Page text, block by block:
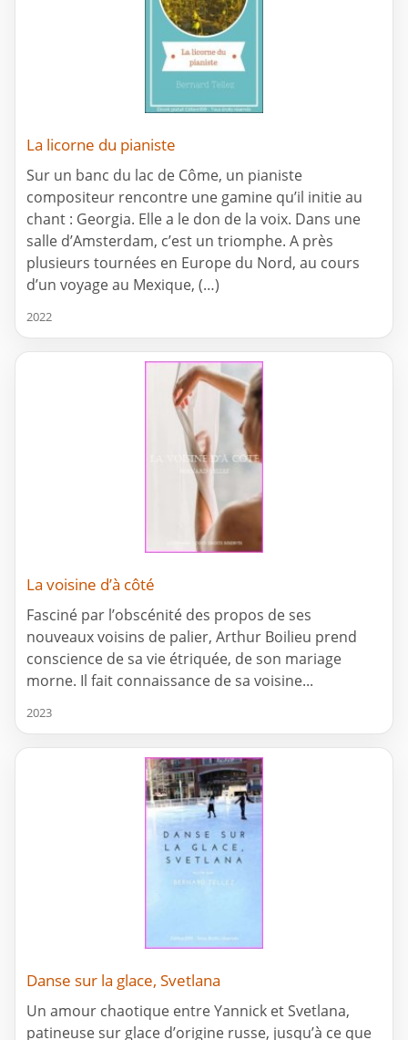
La licorne du pianiste
Sur un banc du lac de Côme, un pianiste
compositeur rencontre une gamine qu’il initie au
chant : Georgia. Elle a le don de la voix. Dans une
salle d’Amsterdam, c’est un triomphe. A près
plusieurs tournées en Europe du Nord, au cours
d’un voyage au Mexique, (…)
2022
La voisine d’à côté
Fasciné par l’obscénité des propos de ses
nouveaux voisins de palier, Arthur Boilieu prend
conscience de sa vie étriquée, de son mariage
morne. Il fait connaissance de sa voisine...
2023
Danse sur la glace, Svetlana
Un amour chaotique entre Yannick et Svetlana,
patineuse sur glace d’origine russe, jusqu’à ce que